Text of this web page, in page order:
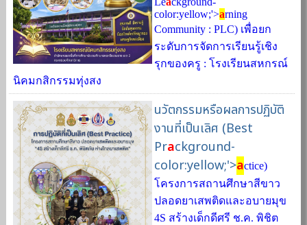
color:yellow;'>arning
Community : PLC) เพื่อยก
ระดับการจัดการเรียนรู้เชิง
รุกของครู : โรงเรียนสหกรณ์
นิคมกสิกรรมทุ่งสง
นวัตกรรมหรือผลการปฏิบัติ
งานที่เป็นเลิศ (Best
Prackground-
color:yellow;'>actice)
โครงการสถานศึกษาสีขาว
ปลอดยาเสพติดและอบายมุข
4S สร้างเด็กดีศรี ช.ค. พิชิต